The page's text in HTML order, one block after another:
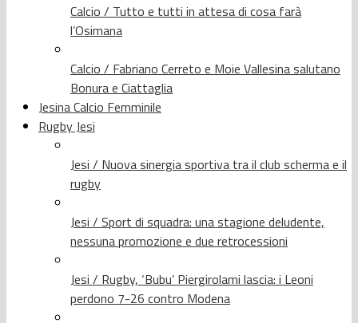
Calcio / Tutto e tutti in attesa di cosa farà
l’Osimana
Calcio / Fabriano Cerreto e Moie Vallesina salutano
Bonura e Ciattaglia
Jesina Calcio Femminile
Rugby Jesi
Jesi / Nuova sinergia sportiva tra il club scherma e il
rugby
Jesi / Sport di squadra: una stagione deludente,
nessuna promozione e due retrocessioni
Jesi / Rugby, ‘Bubu’ Piergirolami lascia: i Leoni
perdono 7-26 contro Modena